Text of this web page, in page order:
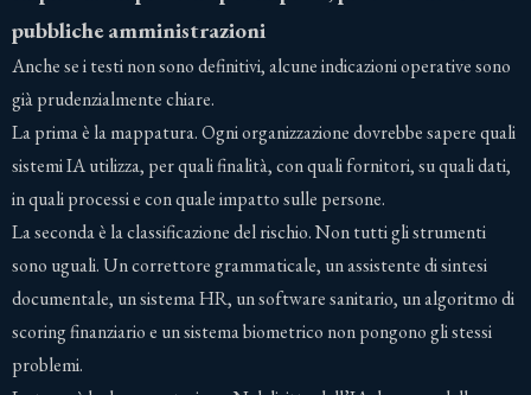
pubbliche amministrazioni
Anche se i testi non sono definitivi, alcune indicazioni operative sono
già prudenzialmente chiare.
La prima è la mappatura. Ogni organizzazione dovrebbe sapere quali
sistemi IA utilizza, per quali finalità, con quali fornitori, su quali dati,
in quali processi e con quale impatto sulle persone.
La seconda è la classificazione del rischio. Non tutti gli strumenti
sono uguali. Un correttore grammaticale, un assistente di sintesi
documentale, un sistema HR, un software sanitario, un algoritmo di
scoring finanziario e un sistema biometrico non pongono gli stessi
problemi.